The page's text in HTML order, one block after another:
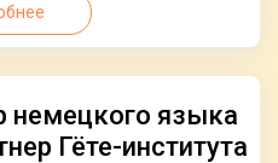
немецкого языка
Гёте-института